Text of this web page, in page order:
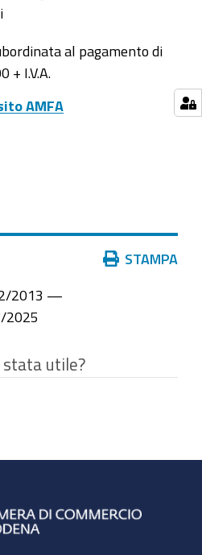
al pagamento di
+ I.V.A.
AMFA
STAMPA
2013 —
2025
stata utile?